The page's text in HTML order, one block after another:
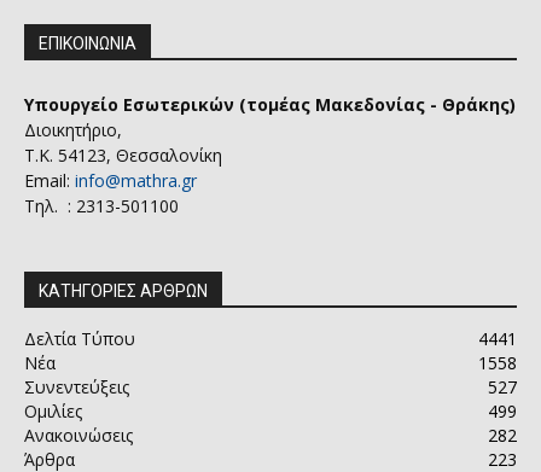
ΕΠΙΚΟΙΝΩΝΙΑ
Υπουργείο Εσωτερικών (τομέας Μακεδονίας - Θράκης)
Διοικητήριο,
Τ.Κ. 54123, Θεσσαλονίκη
Email: info@mathra.gr
Τηλ. : 2313-501100
ΚΑΤΗΓΟΡΙΕΣ ΑΡΘΡΩΝ
Δελτία Τύπου
4441
Νέα
1558
Συνεντεύξεις
527
Ομιλίες
499
Ανακοινώσεις
282
Άρθρα
223